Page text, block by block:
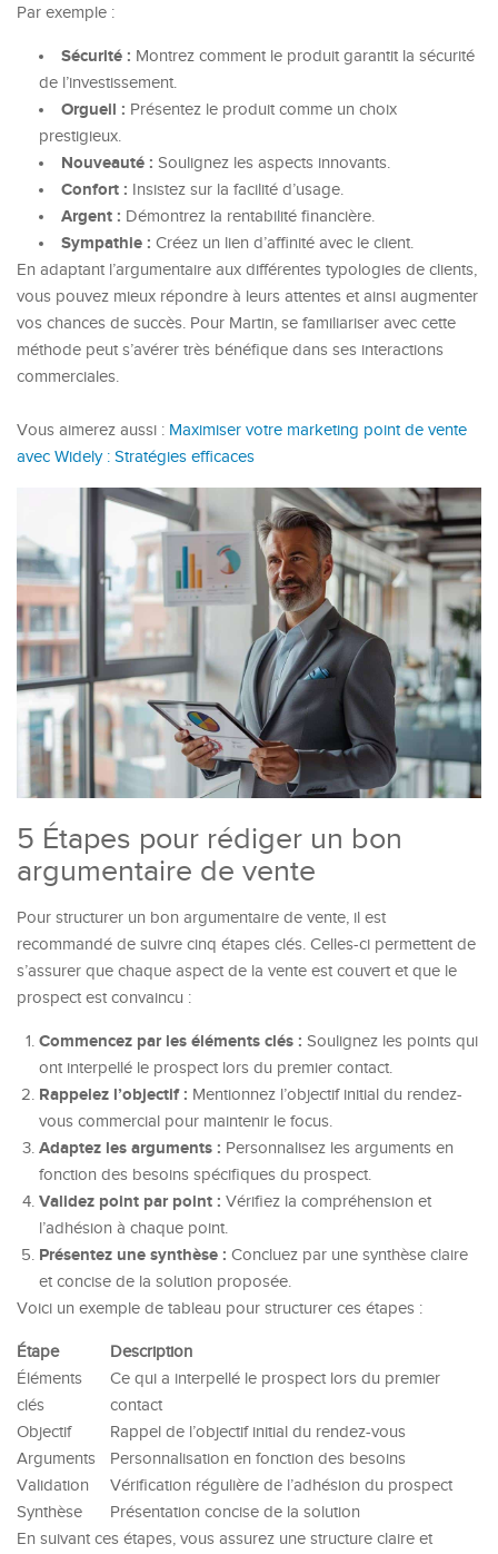
Par exemple :
Sécurité : Montrez comment le produit garantit la sécurité
de l’investissement.
Orgueil : Présentez le produit comme un choix
prestigieux.
Nouveauté : Soulignez les aspects innovants.
Confort : Insistez sur la facilité d’usage.
Argent : Démontrez la rentabilité financière.
Sympathie : Créez un lien d’affinité avec le client.
En adaptant l’argumentaire aux différentes typologies de clients,
vous pouvez mieux répondre à leurs attentes et ainsi augmenter
vos chances de succès. Pour Martin, se familiariser avec cette
méthode peut s’avérer très bénéfique dans ses interactions
commerciales.
Vous aimerez aussi : Maximiser votre marketing point de vente
avec Widely : Stratégies efficaces
5 Étapes pour rédiger un bon
argumentaire de vente
Pour structurer un bon argumentaire de vente, il est
recommandé de suivre cinq étapes clés. Celles-ci permettent de
s’assurer que chaque aspect de la vente est couvert et que le
prospect est convaincu :
Commencez par les éléments clés : Soulignez les points qui
ont interpellé le prospect lors du premier contact.
Rappelez l’objectif : Mentionnez l’objectif initial du rendez-
vous commercial pour maintenir le focus.
Adaptez les arguments : Personnalisez les arguments en
fonction des besoins spécifiques du prospect.
Validez point par point : Vérifiez la compréhension et
l’adhésion à chaque point.
Présentez une synthèse : Concluez par une synthèse claire
et concise de la solution proposée.
Voici un exemple de tableau pour structurer ces étapes :
Étape
Description
Éléments
clés
Ce qui a interpellé le prospect lors du premier
contact
Objectif
Rappel de l’objectif initial du rendez-vous
Arguments
Personnalisation en fonction des besoins
Validation
Vérification régulière de l’adhésion du prospect
Synthèse
Présentation concise de la solution
En suivant ces étapes, vous assurez une structure claire et